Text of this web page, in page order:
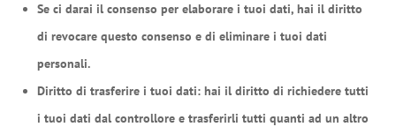
Se ci darai il consenso per elaborare i tuoi dati, hai il diritto
di revocare questo consenso e di eliminare i tuoi dati
personali.
Diritto di trasferire i tuoi dati: hai il diritto di richiedere tutti
i tuoi dati dal controllore e trasferirli tutti quanti ad un altro